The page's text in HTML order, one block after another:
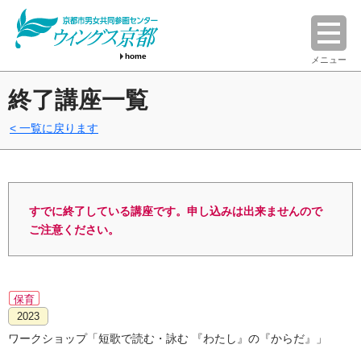
home メニュー
終了講座一覧
一覧に戻ります
すでに終了している講座です。申し込みは出来ませんので
ご注意ください。
保育
2023
ワークショップ「短歌で読む・詠む 『わたし』の『からだ』」